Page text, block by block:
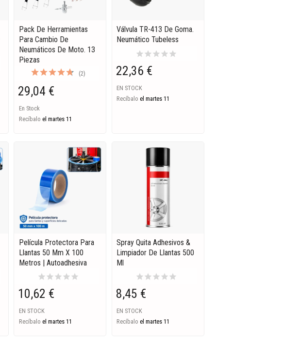
Pack De Herramientas
Para Cambio De
Neumáticos De Moto. 13
Piezas
(2)
29,04 €
En Stock
Recíbalo el martes 11
Válvula TR-413 De Goma.
Neumático Tubeless
starstarstarstarstar
22,36 €
EN STOCK
Recíbaloel martes 11
Película Protectora Para
Llantas 50 Mm X 100
Metros | Autoadhesiva
starstarstarstarstar
10,62 €
EN STOCK
Recíbalo el martes 11
Spray Quita Adhesivos &
Limpiador De Llantas 500
Ml
starstarstarstarstar
8,45 €
EN STOCK
Recíbaloel martes 11